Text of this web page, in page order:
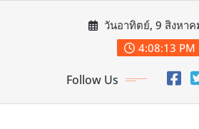
วันอาทิตย์, 9 สิงหา
4:08:15 PM
Follow Us